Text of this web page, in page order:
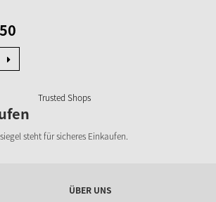
steht für sicheres Einkaufen.
ÜBER UNS